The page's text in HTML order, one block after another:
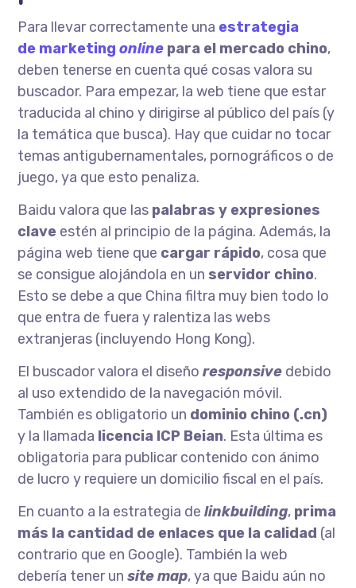
Para llevar correctamente una estrategia
de marketingonline para el mercado chino,
deben tenerse en cuenta qué cosas valora su
buscador. Para empezar, la web tiene que estar
traducida al chino y dirigirse al público del país (y
la temática que busca). Hay que cuidar no tocar
temas antigubernamentales, pornográficos o de
juego, ya que esto penaliza.
Baidu valora que las palabras y expresiones
clave estén al principio de la página. Además, la
página web tiene que cargar rápido, cosa que
se consigue alojándola en un servidor chino.
Esto se debe a que China filtra muy bien todo lo
que entra de fuera y ralentiza las webs
extranjeras (incluyendo Hong Kong).
El buscador valora el diseño responsive debido
al uso extendido de la navegación móvil.
También es obligatorio un dominio chino (.cn)
y la llamada licencia ICP Beian. Esta última es
obligatoria para publicar contenido con ánimo
de lucro y requiere un domicilio fiscal en el país.
En cuanto a la estrategia delinkbuilding, prima
más la cantidad de enlaces que la calidad (al
contrario que en Google). También la web
debería tener unsite map, ya que Baidu aún no